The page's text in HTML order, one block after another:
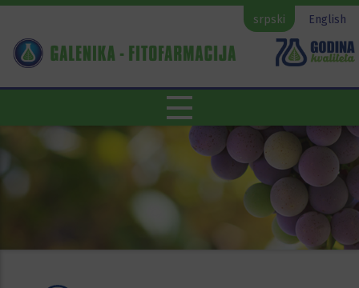
srpski English